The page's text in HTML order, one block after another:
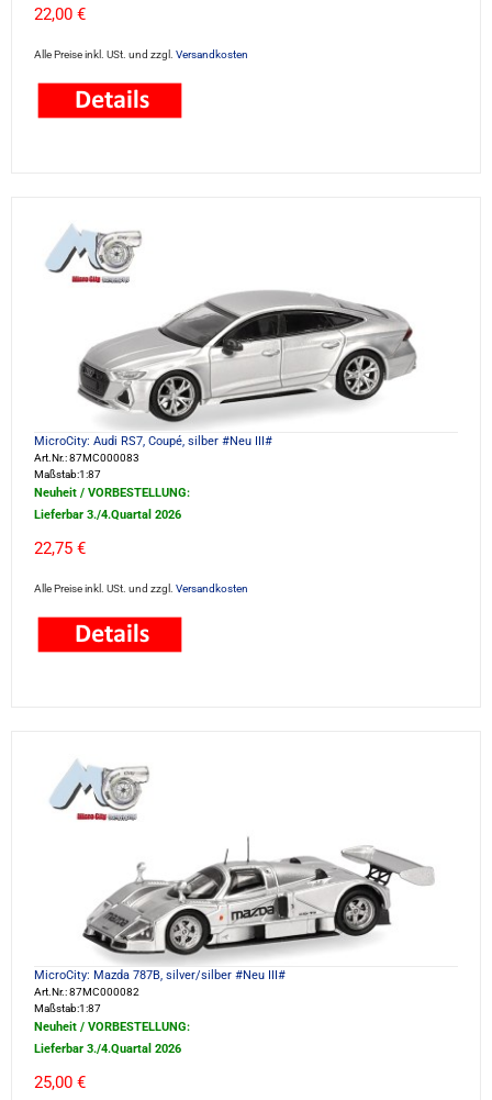
22,00 €
Alle Preise inkl. USt. und zzgl. Versandkosten
MicroCity: Audi RS7, Coupé, silber #Neu III#
Art.Nr.: 87MC000083
Maßstab:1:87
Neuheit / VORBESTELLUNG:
Lieferbar 3./4.Quartal 2026
22,75 €
Alle Preise inkl. USt. und zzgl. Versandkosten
MicroCity: Mazda 787B, silver/silber #Neu III#
Art.Nr.: 87MC000082
Maßstab:1:87
Neuheit / VORBESTELLUNG:
Lieferbar 3./4.Quartal 2026
25,00 €